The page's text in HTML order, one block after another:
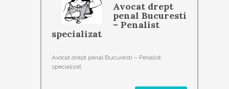
Avocat drept
penal Bucuresti
– Penalist
specializat
Avocat drept penal Bucuresti – Penalist
specializat